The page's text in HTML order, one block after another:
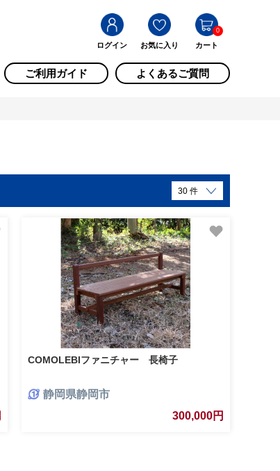
ログイン お気に入り カート
0
ご利用ガイド よくあるご質問
COMOLEBIファニチャー 長椅子
静岡県静岡市
300,000円